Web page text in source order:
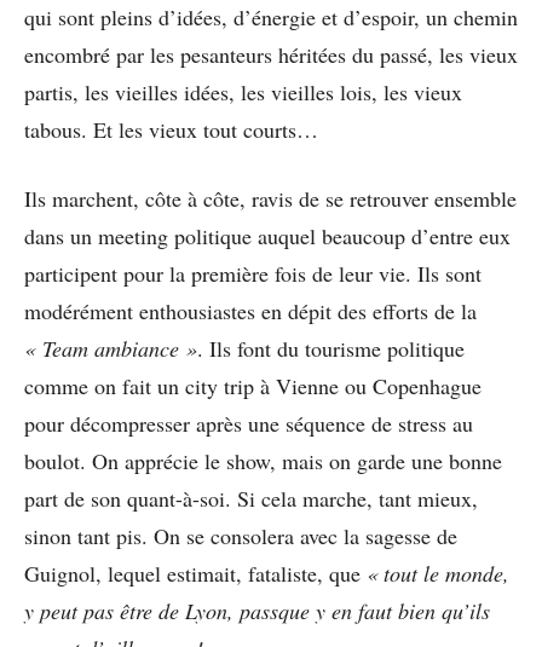
qui sont pleins d’idées, d’énergie et d’espoir, un chemin
encombré par les pesanteurs héritées du passé, les vieux
partis, les vieilles idées, les vieilles lois, les vieux
tabous. Et les vieux tout courts…
Ils marchent, côte à côte, ravis de se retrouver ensemble
dans un meeting politique auquel beaucoup d’entre eux
participent pour la première fois de leur vie. Ils sont
modérément enthousiastes en dépit des efforts de la
« Team ambiance ». Ils font du tourisme politique
comme on fait un city trip à Vienne ou Copenhague
pour décompresser après une séquence de stress au
boulot. On apprécie le show, mais on garde une bonne
part de son quant-à-soi. Si cela marche, tant mieux,
sinon tant pis. On se consolera avec la sagesse de
Guignol, lequel estimait, fataliste, que « tout le monde,
y peut pas être de Lyon, passque y en faut bien qu’ils